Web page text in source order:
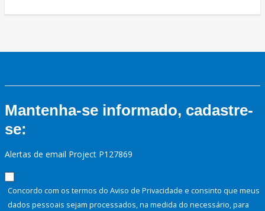
Mantenha-se informado, cadastre-
se:
Alertas de email Project P127869
Concordo com os termos do Aviso de Privacidade e consinto que meus
dados pessoais sejam processados, na medida do necessário, para